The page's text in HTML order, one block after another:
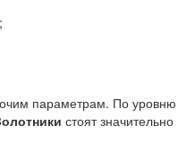
параметрам. По уровню
стоят значительно